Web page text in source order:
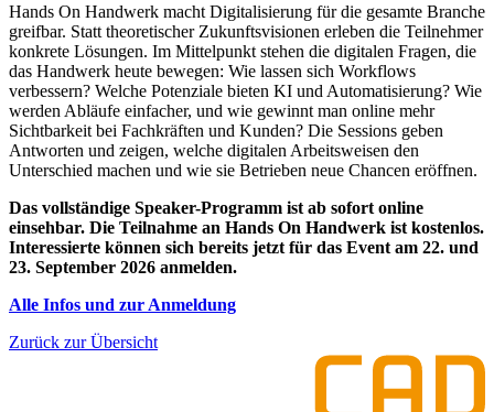
Hands On Handwerk macht Digitalisierung für die gesamte Branche
greifbar. Statt theoretischer Zukunftsvisionen erleben die Teilnehmer
konkrete Lösungen. Im Mittelpunkt stehen die digitalen Fragen, die
das Handwerk heute bewegen: Wie lassen sich Workflows
verbessern? Welche Potenziale bieten KI und Automatisierung? Wie
werden Abläufe einfacher, und wie gewinnt man online mehr
Sichtbarkeit bei Fachkräften und Kunden? Die Sessions geben
Antworten und zeigen, welche digitalen Arbeitsweisen den
Unterschied machen und wie sie Betrieben neue Chancen eröffnen.
Das vollständige Speaker-Programm ist ab sofort online
einsehbar. Die Teilnahme an Hands On Handwerk ist kostenlos.
Interessierte können sich bereits jetzt für das Event am 22. und
23. September 2026 anmelden.
Alle Infos und zur Anmeldung
Zurück zur Übersicht